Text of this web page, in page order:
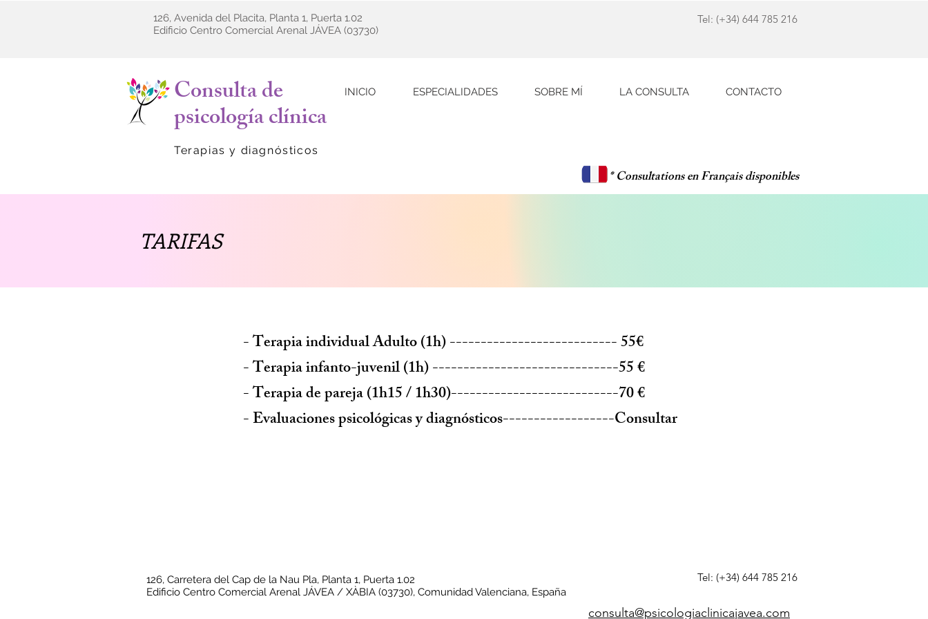
126, Avenida del Placita, Planta 1, Puerta 1.02
Edificio Centro Comercial Arenal JÁVEA (03730)
Tel: (+34) 644 785 216
Consulta de
psicología clínica
INICIO ESPECIALIDADES SOBRE MÍ LA CONSULTA CONTACTO
Terapias y diagnósticos
* Consultations en Français disponibles
TARIFAS
- Terapia individual Adulto (1h) --------------------------- 55€
- Terapia infanto-juvenil (1h) ------------------------------55 €
- Terapia de pareja (1h15 / 1h30)---------------------------70 €
- Evaluaciones psicológicas y diagnósticos------------------Consultar
126, Carretera del Cap de la Nau Pla, Planta 1, Puerta 1.02
Edificio Centro Comercial Arenal JÁVEA / XÀBIA (03730), Comunidad Valenciana, España
Tel: (+34) 644 785 216
consulta@psicologiaclinicajavea.com